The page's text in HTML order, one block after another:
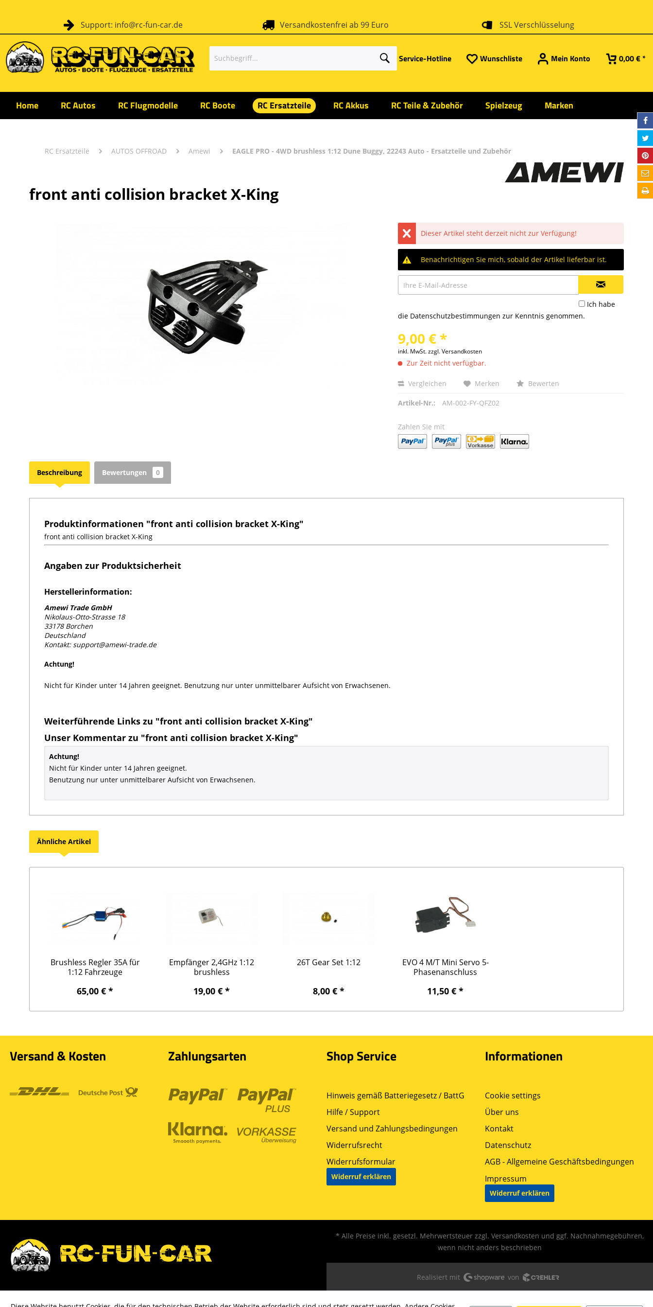
Support: info@rc-fun-car.de Versandkostenfrei ab 99 Euro SSL Verschlüsselung
Service-Hotline Wunschliste Mein Konto 0,00 € *
Home RC Autos RC Flugmodelle RC Boote RC Ersatzteile RC Akkus RC Teile & Zubehör Spielzeug Marken
RC Ersatzteile AUTOS OFFROAD Amewi EAGLE PRO - 4WD brushless 1:12 Dune Buggy, 22243 Auto - Ersatzteile und Zubehör
front anti collision bracket X-King
Dieser Artikel steht derzeit nicht zur Verfügung!
Benachrichtigen Sie mich, sobald der Artikel lieferbar ist.
Ich habe
die Datenschutzbestimmungen zur Kenntnis genommen.
9,00 € *
inkl. MwSt.zzgl. Versandkosten
Zur Zeit nicht verfügbar.
Vergleichen Merken Bewerten
Artikel-Nr.: AM-002-FY-QFZ02
Zahlen Sie mit
Beschreibung Bewertungen 0
Produktinformationen "front anti collision bracket X-King"
front anti collision bracket X-King
Angaben zur Produktsicherheit
Herstellerinformation:
Amewi Trade GmbH
Nikolaus-Otto-Strasse 18
33178 Borchen
Deutschland
Kontakt: support@amewi-trade.de
Achtung!
Nicht für Kinder unter 14 Jahren geeignet. Benutzung nur unter unmittelbarer Aufsicht von Erwachsenen.
Weiterführende Links zu "front anti collision bracket X-King"
Unser Kommentar zu "front anti collision bracket X-King"
Achtung!
Nicht für Kinder unter 14 Jahren geeignet.
Benutzung nur unter unmittelbarer Aufsicht von Erwachsenen.
Ähnliche Artikel
Brushless Regler 35A für
1:12 Fahrzeuge
65,00 € *
Empfänger 2,4GHz 1:12
brushless
19,00 € *
26T Gear Set 1:12
8,00 € *
EVO 4 M/T Mini Servo 5-
Phasenanschluss
11,50 € *
Versand & Kosten Zahlungsarten Shop Service
Hinweis gemäß Batteriegesetz / BattG
Hilfe / Support
Versand und Zahlungsbedingungen
Widerrufsrecht
Widerrufsformular
Widerruf erklären
Informationen
Cookie settings
Über uns
Kontakt
Datenschutz
AGB - Allgemeine Geschäftsbedingungen
Impressum
Widerruf erklären
* Alle Preise inkl. gesetzl. Mehrwertsteuer zzgl. Versandkosten und ggf. Nachnahmegebühren,
wenn nicht anders beschrieben
Realisiert mit von